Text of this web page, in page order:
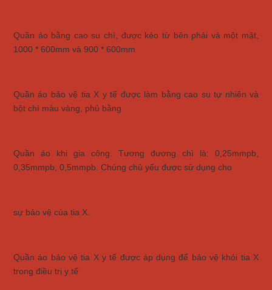
Quần áo bằng cao su chì, được kéo từ bên phải và một mặt,
1000 * 600mm và 900 * 600mm
Quần áo bảo vệ tia X y tế được làm bằng cao su tự nhiên và
bột chì màu vàng, phủ bằng
Quần áo khi gia công. Tương đương chì là: 0,25mmpb,
0,35mmpb, 0,5mmpb. Chúng chủ yếu được sử dụng cho
sự bảo vệ của tia X.
Quần áo bảo vệ tia X y tế được áp dụng để bảo vệ khỏi tia X
trong điều trị y tế